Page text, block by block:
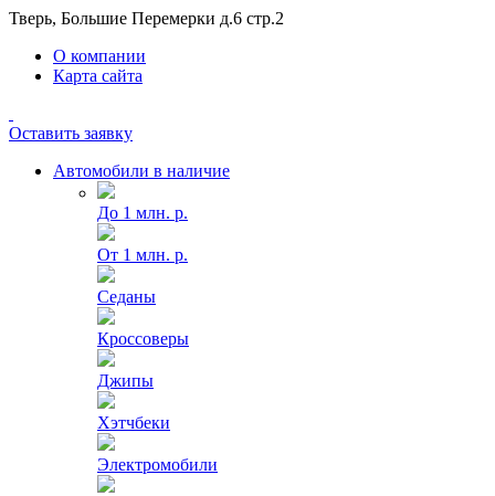
Тверь, Большие Перемерки д.6 стр.2
О компании
Карта сайта
Оставить заявку
Автомобили в наличие
До 1 млн. р.
От 1 млн. р.
Седаны
Кроссоверы
Джипы
Хэтчбеки
Электромобили